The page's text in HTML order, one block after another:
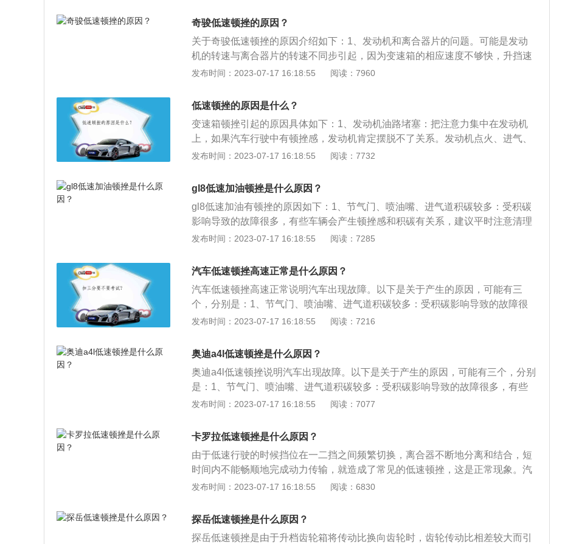
要求很高，不能有脏东西进去，哪怕是粉末状的也会影响阀体内部换挡阀的工作
通畅。4.变速箱回位不好：变速箱活塞回位不好也会引起顿挫感（这个几率是比
较小的也是偶发性的故障）。
奇骏低速顿挫的原因？
关于奇骏低速顿挫的原因介绍如下：1、发动机和离合器片的问题。可能是发动
机的转速与离合器片的转速不同步引起，因为变速箱的相应速度不够快，升挡速
度跟不上踩油门的速度，所以在变速箱换挡时会有顿挫感。2、能量回收系统的
机造成一些负担，影响发动机的转速，使发动机转速与离合器片转速不同步，这
样就会有顿挫的感觉，而且由于低速行驶的时候挡位在一二挡之间频繁切换，离
合器不断的分离和结合，短时间内不能畅顺地完成动力传输，就造成了常见的低
速顿挫。
发布时间：2023-07-17 16:18:55 阅读：7960
低速顿挫的原因是什么？
变速箱顿挫引起的原因具体如下：1、发动机油路堵塞：把注意力集中在发动机
上，如果汽车行驶中有顿挫感，发动机肯定摆脱不了关系。发动机点火、进气、
喷油嘴共同决定了燃油的燃烧，也是发动机的动力来源。如果进气量变低、点火
致电磁阀损坏：变速箱油内有油泥在变速箱内循环堵塞阀体内的油道则就会出现
顿挫的问题，时间久了就会导致变速箱高温、冲击、打滑等等一系列的变速箱问
题。3、在新车磨合期间，汽车行驶中有轻微顿挫感属于正常情况，因为那时车
辆动力输出和部件的咬合都不是最佳水平，加上变速箱电脑有自学习机制，需要
不断调整油压以供换挡。
发布时间：2023-07-17 16:18:55 阅读：7732
gl8低速加油顿挫是什么原因？
gl8低速加油有顿挫的原因如下：1、节气门、喷油嘴、进气道积碳较多：受积碳
影响导致的故障很多，有些车辆会产生顿挫感和积碳有关系，建议平时注意清理
积碳。2、燃油品质不合格：燃油品质不合格或者不匹配，导致燃烧不充分。3、
修，避免产生更多的安全隐患。4、对于手动档车型：在半离合状态行驶中，加
油或者收油都会产生顿挫感，油门踩得越深，顿挫感越大。5、对于自动档车
型：加油升档时会有轻微顿挫感，大油门强制降档再升档时，感觉较明显。
发布时间：2023-07-17 16:18:55 阅读：7285
汽车低速顿挫高速正常是什么原因？
汽车低速顿挫高速正常说明汽车出现故障。以下是关于产生的原因，可能有三
个，分别是：1、节气门、喷油嘴、进气道积碳较多：受积碳影响导致的故障很
多，有些车辆会产生顿挫感也是和积碳有关系，建议平时注意清理积碳。2、燃
就需要到店里检查处理，并及时进行维修，避免产生更多的安全隐患。
发布时间：2023-07-17 16:18:55 阅读：7216
奥迪a4l低速顿挫是什么原因？
奥迪a4l低速顿挫说明汽车出现故障。以下是关于产生的原因，可能有三个，分别
是：1、节气门、喷油嘴、进气道积碳较多：受积碳影响导致的故障很多，有些
车辆会产生顿挫感也是和积碳有关系，建议平时注意清理积碳。2、燃油品质不
店里检查处理，并及时进行维修，避免产生更多的安全隐患。
发布时间：2023-07-17 16:18:55 阅读：7077
卡罗拉低速顿挫是什么原因？
由于低速行驶的时候挡位在一二挡之间频繁切换，离合器不断地分离和结合，短
时间内不能畅顺地完成动力传输，就造成了常见的低速顿挫，这是正常现象。汽
车有顿挫感的原因如下：1、升挡顿挫：是因为变速箱的响应速度不够快，升挡
顿挫：多数是因为能量回收系统的介入，一旦驾驶者松开油门踏板或踩下制动踏
板，发电机会立即开始工作，给发动机造成一些负担，影响发动机的转速，使发
发布时间：2023-07-17 16:18:55 阅读：6830
探岳低速顿挫是什么原因？
探岳低速顿挫是由于升档齿轮箱将传动比换向齿轮时，齿轮传动比相差较大而引